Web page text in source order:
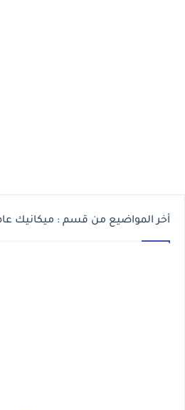
أخر المواضيع من قسم : ميكانيك